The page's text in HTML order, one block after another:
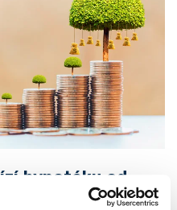
hypotéku od
a RB